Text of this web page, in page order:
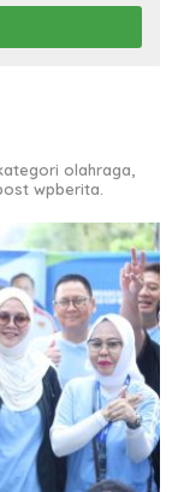
olahraga,
wpberita.